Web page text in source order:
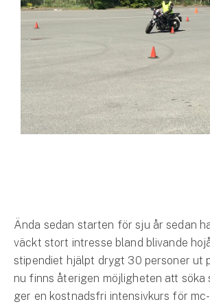
Märkesförsäkringar
Båtförsäkring
Märkesförsäkringar
Hundförsäkring
Jakthundsförsäkring
Kattförsäkring
Ända sedan starten för sju år sedan
väckt stort intresse bland blivande
stipendiet hjälpt drygt 30 personer ut
nu finns återigen möjligheten att söka
ger en kostnadsfri intensivkurs för